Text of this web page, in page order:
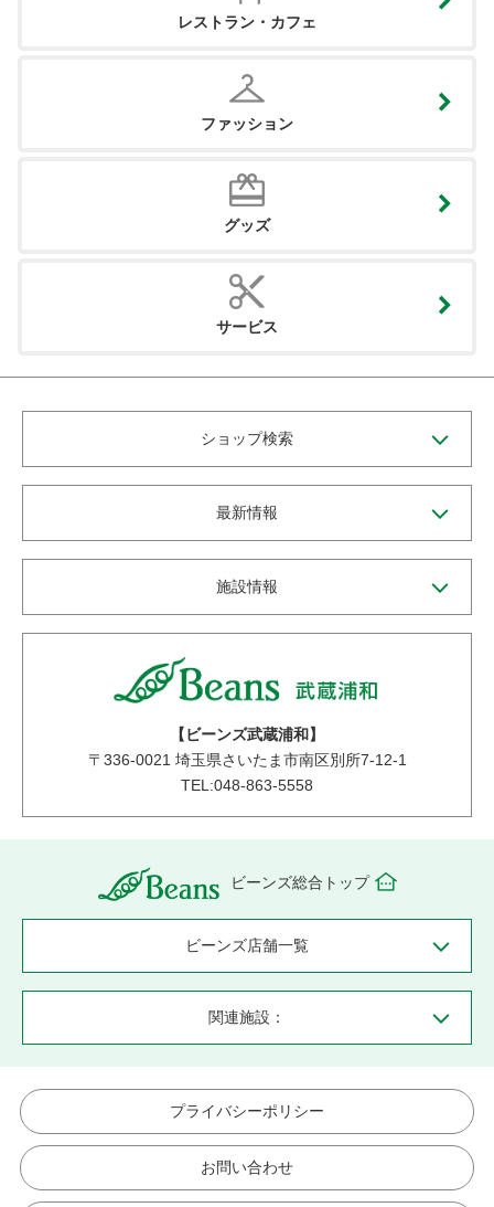
レストラン・カフェ
ファッション
グッズ
サービス
ショップ検索
最新情報
施設情報
【ビーンズ武蔵浦和】
〒 336-0021 埼玉県さいたま市南区別所7-12-1
TEL:048-863-5558
ビーンズ総合トップ
ビーンズ店舗一覧
関連施設：
プライバシーポリシー
お問い合わせ